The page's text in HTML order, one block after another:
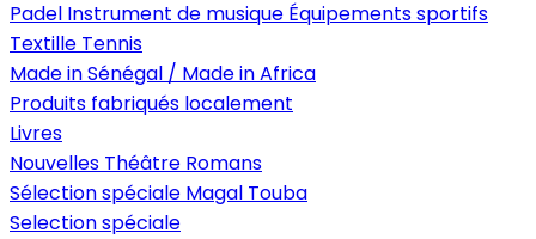
Padel Instrument de musique Équipements sportifs
Textille Tennis
Made in Sénégal / Made in Africa
Produits fabriqués localement
Livres
Nouvelles Théâtre Romans
Sélection spéciale Magal Touba
Selection spéciale